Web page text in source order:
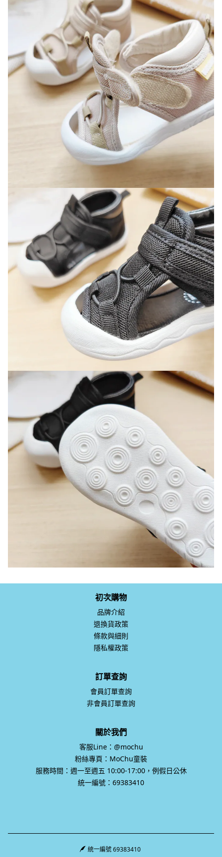
初次購物
品牌介紹
退換貨政策
條款與細則
隱私權政策
訂單查詢
會員訂單查詢
非會員訂單查詢
關於我們
客服Line：@mochu
粉絲專頁：MoChu童裝
服務時間：週一至週五 10:00-17:00，例假日公休
統一編號：69383410
統一編號 69383410